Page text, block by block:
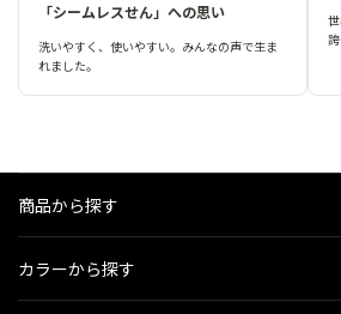
「シームレスせん」への思い
洗いやすく、使いやすい。みんなの声で生ま
れました。
商品から探す
カラーから探す